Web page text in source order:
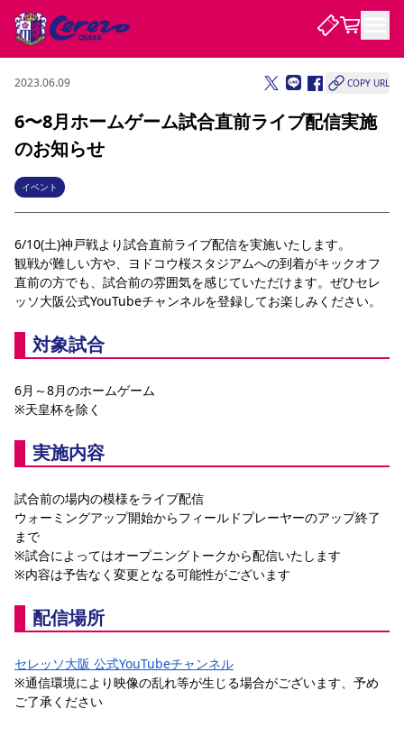
試合・チーム
試合について
試合日程 / 結果
チームについて
選手・スタッフ スケジュール メディア情報 アクセス
レディース
アカデミー ハナサカプレーヤー 歴代所属選手
観戦する
チケット
チケット情報 販売スケジュール 価格・席種 購入方法
シーズンシート 法人シーズンシート 福祉サービス 団体チケット
特定興行入場券
譲渡サービス リセールサービス
観戦ガイド
初めて観戦ガイド
観戦マナー&ルール
スタジアム
YANMAR HANASAKA STADIUM
DAZNで観戦
アウェイツアー
アウェイツアー
よくある質問
よくある質問
クラブを知る
セレッソ大阪について
クラブ紹介 沿革 シーズン記録 求人情報
サポートする
セレッソアイデアちょうだいな
Lise（ライセンスビジネス）
サステナビリティポリシー SDGsのゴール インパクトレポート
スポーツクラブ
スポーツクラブ
関連団体/施設
長居公園 セレッソフットサルパーク
セレッソスポーツパーク舞洲
ファンクラブ
ファンクラブ
まいセレチケット
会員規定
ニュース
ニュース
ホームタウン パートナー
レディース
アカデミー
2023.06.09 COPY URL
6〜8月ホームゲーム試合直前ライブ配信実施
のお知らせ
イベント
6/10(土)神戸戦より試合直前ライブ配信を実施いたします。
観戦が難しい方や、ヨドコウ桜スタジアムへの到着がキックオフ
直前の方でも、試合前の雰囲気を感じていただけます。ぜひセレ
ッソ大阪公式YouTubeチャンネルを登録してお楽しみください。
対象試合
6月～8月のホームゲーム
※天皇杯を除く
実施内容
試合前の場内の模様をライブ配信
ウォーミングアップ開始からフィールドプレーヤーのアップ終了
まで
※試合によってはオープニングトークから配信いたします
※内容は予告なく変更となる可能性がございます
配信場所
セレッソ大阪 公式YouTubeチャンネル
※通信環境により映像の乱れ等が生じる場合がございます、予め
ご了承ください